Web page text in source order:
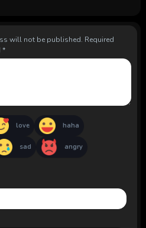
will not be published. Required
*
love haha
sad angry